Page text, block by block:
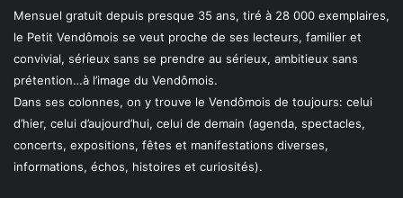
Mensuel gratuit depuis presque 35 ans, tiré à 28 000 exemplaires,
le Petit Vendômois se veut proche de ses lecteurs, familier et
convivial, sérieux sans se prendre au sérieux, ambitieux sans
prétention…à l’image du Vendômois.
Dans ses colonnes, on y trouve le Vendômois de toujours: celui
d’hier, celui d’aujourd’hui, celui de demain (agenda, spectacles,
concerts, expositions, fêtes et manifestations diverses,
informations, échos, histoires et curiosités).